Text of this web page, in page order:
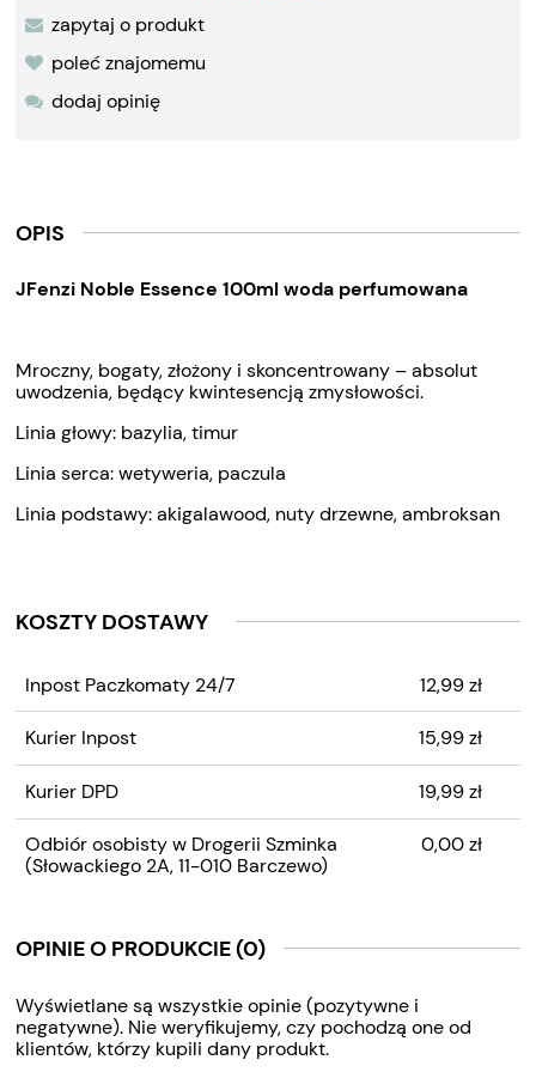
zapytaj o produkt
poleć znajomemu
dodaj opinię
OPIS
JFenzi Noble Essence 100ml woda perfumowana
Mroczny, bogaty, złożony i skoncentrowany – absolut
uwodzenia, będący kwintesencją zmysłowości.
Linia głowy: bazylia, timur
Linia serca: wetyweria, paczula
Linia podstawy: akigalawood, nuty drzewne, ambroksan
KOSZTY DOSTAWY
EWENTUALNYCH KOSZTÓW
Inpost Paczkomaty 24/7 12,99 zł
Kurier Inpost 15,99 zł
Kurier DPD 19,99 zł
Odbiór osobisty w Drogerii Szminka
(Słowackiego 2A, 11-010 Barczewo)
0,00 zł
OPINIE O PRODUKCIE (0)
Wyświetlane są wszystkie opinie (pozytywne i
negatywne). Nie weryfikujemy, czy pochodzą one od
klientów, którzy kupili dany produkt.